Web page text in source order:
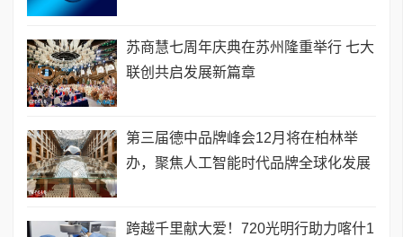
苏商慧七周年庆典在苏州隆重举行 七大
联创共启发展新篇章
第三届德中品牌峰会12月将在柏林举
办，聚焦人工智能时代品牌全球化发展
跨越千里献大爱！720光明行助力喀什1